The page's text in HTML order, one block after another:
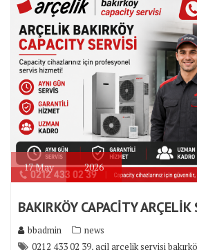
17May 2026
BAKIRKÖY CAPACİTY ARÇELİK
bbadmin
news
0212 433 02 39,acil arçelik servisi